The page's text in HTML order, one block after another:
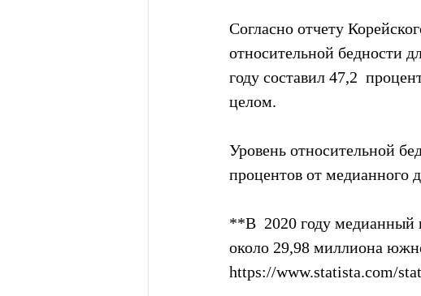
Согласно отчету
относительной бедности
году составил 47,2
целом.
Уровень относительной
процентов от медианного
**В  2020 году медианный
около 29,98 миллиона
https://www.statista.com/